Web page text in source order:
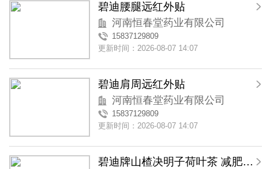
碧迪腰腿远红外贴
河南恒春堂药业有限公司
15837129809
更新时间：2026-08-07 14:07
碧迪肩周远红外贴
河南恒春堂药业有限公司
15837129809
更新时间：2026-08-07 14:07
碧迪牌山楂决明子荷叶茶 减肥茶 减肥产品